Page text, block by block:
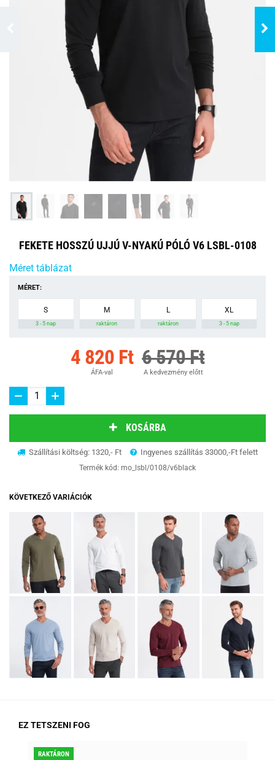
FEKETE HOSSZÚ UJJÚ V-NYAKÚ PÓLÓ V6 LSBL-0108
Méret táblázat
MÉRET:
S
3 - 5 nap
M
raktáron
L
raktáron
XL
3 - 5 nap
4 820 Ft
ÁFA-val
6 570 Ft
A kedvezmény előtt
KOSÁRBA
Szállítási költség: 1320,- Ft Ingyenes szállítás 33000,-Ft felett
Termék kód: mo_lsbl/0108/v6black
KÖVETKEZŐ VARIÁCIÓK
EZ TETSZENI FOG
RAKTÁRON